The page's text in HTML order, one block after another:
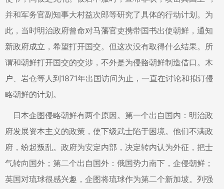
并和军务官副知事大村益次郎等研究了具体的行动计划。为
此，当时明治政府曾命对马藩官吏携带国书出使朝鲜，通知
新政府成立，希望打开国交。但这次没有取得什么结果。所
谓和朝鲜打开国交的交涉，不外是为侵赂朝鲜制造借口。木
户、岩仓等人到1871年出国访问为止，一直在讨论和拟订侵
略朝鲜的计划。
日本企图侵略朝鲜有两个原因。第一个出自国内：明治政
府发展资本主义的政策，使下级武士陷于困境。他们不满政
府，纷起叛乱。政府为安定内部，决定转内认为外征，把士
气转向国外；第二个出自国外：俄国势力南下，企侵朝鲜；
英国对琉球很感兴趣，企图将琉球作为第二个新加坡。列强